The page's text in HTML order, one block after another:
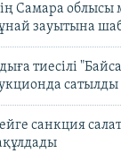
Самара облысы
зауытына
тиесілі
сатылды
санкция